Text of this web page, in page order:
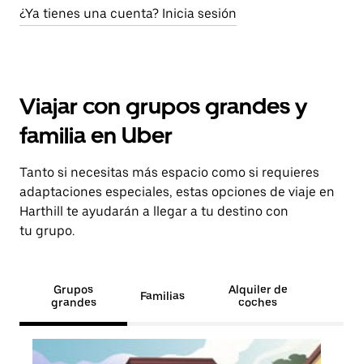
¿Ya tienes una cuenta? Inicia sesión
Viajar con grupos grandes y
familia en Uber
Tanto si necesitas más espacio como si requieres
adaptaciones especiales, estas opciones de viaje en
Harthill te ayudarán a llegar a tu destino con
tu grupo.
Grupos
grandes
Familias
Alquiler de
coches